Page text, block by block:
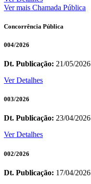
Ver mais Chamada Pública
Concorrência Pública
004/2026
Dt. Publicação: 21/05/2026
Ver Detalhes
003/2026
Dt. Publicação: 23/04/2026
Ver Detalhes
002/2026
Dt. Publicação: 17/04/2026